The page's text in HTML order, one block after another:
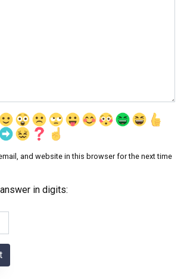
and website in this browser for the next time
in digits: